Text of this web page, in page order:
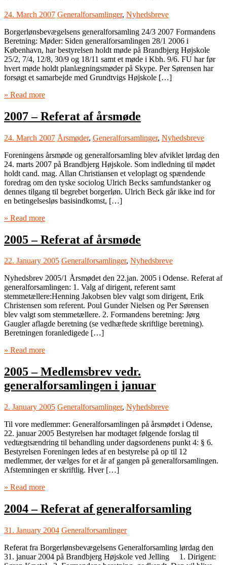
24. March 2007 Generalforsamlinger, Nyhedsbreve
Borgerlønsbevægelsens generalforsamling 24/3 2007 Formandens
Beretning: Møder: Siden generalforsamlingen 28/1 2006 i
København, har bestyrelsen holdt møde på Brandbjerg Højskole
25/2, 7/4, 12/8, 30/9 og 18/11 samt et møde i Kbh. 9/6. FU har før
hvert møde holdt planlægningsmøder på Skype. Per Sørensen har
forsøgt et samarbejde med Grundtvigs Højskole […]
» Read more
2007 – Referat af årsmøde
24. March 2007 Årsmøder, Generalforsamlinger, Nyhedsbreve
Foreningens årsmøde og generalforsamling blev afviklet lørdag den
24. marts 2007 på Brandbjerg Højskole. Som indledning til mødet
holdt cand. mag. Allan Christiansen et veloplagt og spændende
foredrag om den tyske sociolog Ulrich Becks samfundstanker og
dennes tilgang til begrebet borgerløn. Ulrich Beck går ikke ind for
en betingelsesløs basisindkomst, […]
» Read more
2005 – Referat af årsmøde
22. January 2005 Generalforsamlinger, Nyhedsbreve
Nyhedsbrev 2005/1 Årsmødet den 22.jan. 2005 i Odense. Referat af
generalforsamlingen: 1. Valg af dirigent, referent samt
stemmetællere:Henning Jakobsen blev valgt som dirigent, Erik
Christensen som referent. Poul Gunder Nielsen og Per Sørensen
blev valgt som stemmetællere. 2. Formandens beretning: Jørg
Gaugler aflagde beretning (se vedhæftede skriftlige beretning).
Beretningen foranledigede […]
» Read more
2005 – Medlemsbrev vedr.
generalforsamlingen i januar
2. January 2005 Generalforsamlinger, Nyhedsbreve
Til vore medlemmer: Generalforsamlingen på årsmødet i Odense,
22. januar 2005 Bestyrelsen har modtaget følgende forslag til
vedtægtsændring til behandling under dagsordenens punkt 4: § 6.
Bestyrelsen Foreningen ledes af en bestyrelse på op til 12
medlemmer, der vælges for et år af gangen på generalforsamlingen.
Afstemningen er skriftlig. Hver […]
» Read more
2004 – Referat af generalforsamling
31. January 2004 Generalforsamlinger
Referat fra Borgerlønsbevægelsens Generalforsamling lørdag den
31. januar 2004 på Brandbjerg Højskole ved Jelling 1. Dirigent: